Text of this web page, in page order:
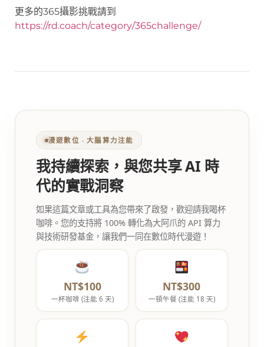
更多的365攝影挑戰請到
https://rd.coach/category/365challenge/
漫遊數位 ‧ 大腦算力注能
我持續探索，與您共享 AI 時
代的實戰洞察
如果這篇文章或工具為您帶來了啟發，歡迎請我喝杯
咖啡。您的支持將 100% 轉化為大阿爪的 API 算力
與技術研發基金，讓我們一同在數位時代漫遊！
NT$100
一杯咖啡 (注能 6 天)
NT$300
一頓午餐 (注能 18 天)